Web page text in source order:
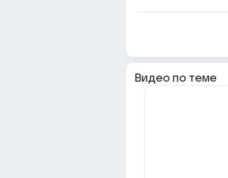
Видео по теме